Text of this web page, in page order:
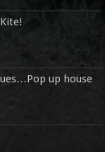
up house